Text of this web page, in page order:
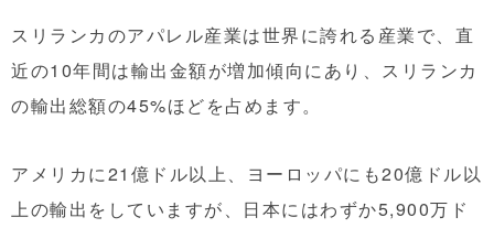
スリランカのアパレル産業は世界に誇れる産業で、直
近の10年間は輸出金額が増加傾向にあり、スリランカ
の輸出総額の45%ほどを占めます。
アメリカに21億ドル以上、ヨーロッパにも20億ドル以
上の輸出をしていますが、日本にはわずか5,900万ド